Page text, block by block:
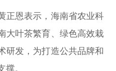
正恩表示，海南省农业科
大叶茶繁育、绿色高效栽
研发，为打造公共品牌和
。